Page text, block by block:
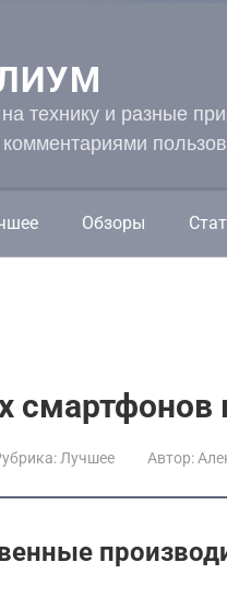
технику и разные
Обзоры
смартфонов
Лучшее Автор: